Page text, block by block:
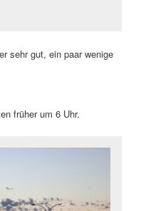
sehr gut, ein paar wenige
früher um 6 Uhr.